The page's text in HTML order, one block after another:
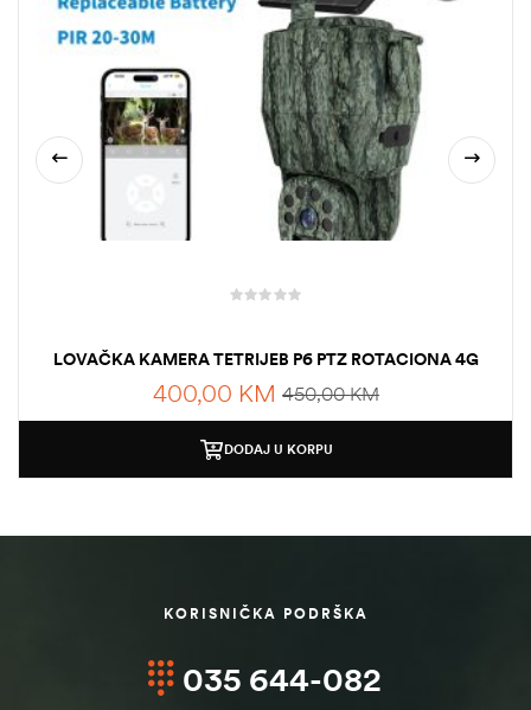
LOVAČKA KAMERA TETRIJEB P6 PTZ ROTACIONA 4G
450,00KM
400,00 KM
DODAJ U KORPU
KORISNIČKA PODRŠKA
035 644-082